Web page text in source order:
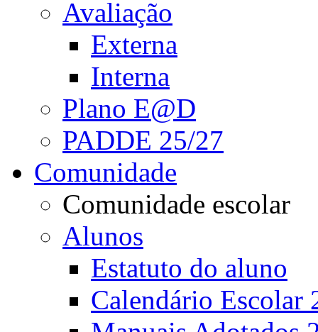
Avaliação
Externa
Interna
Plano E@D
PADDE 25/27
Comunidade
Comunidade escolar
Alunos
Estatuto do aluno
Calendário Escolar